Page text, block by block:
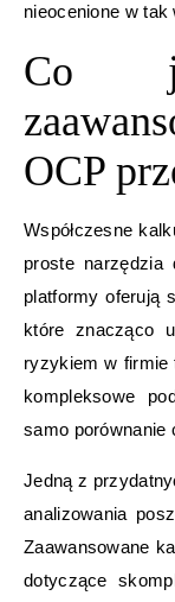
nieocenione w
Co
OCP
Współczesne
proste narzędzia
platformy oferują
które znacząco
ryzykiem w firmie
kompleksowe
samo porównanie
Jedną z
analizowania
Zaawansowane
dotyczące